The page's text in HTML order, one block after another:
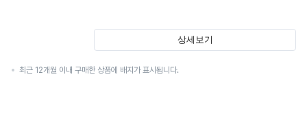
상세보기
최근 12개월 이내 구매한 상품에 배지가 표시됩니다.